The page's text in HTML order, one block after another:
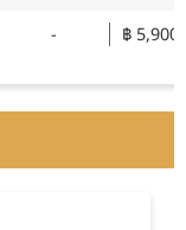
- ฿ 5,900